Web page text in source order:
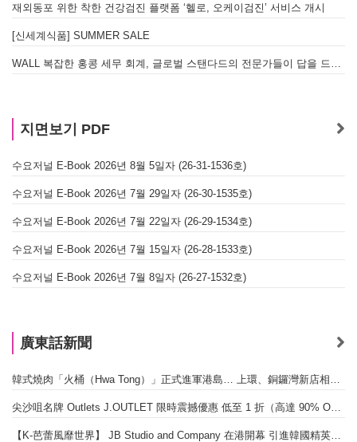
재외동포 위한 착한 건강검진 플랫폼 ‘헬로, 오케이검진’ 서비스 개시
[신세계식품] SUMMER SALE
지면보기 PDF
수요저널 E-Book 2026년 8월 5일자 (26-31-1536호)
수요저널 E-Book 2026년 7월 29일자 (26-30-1535호)
수요저널 E-Book 2026년 7월 22일자 (26-29-1534호)
수요저널 E-Book 2026년 7월 15일자 (26-28-1533호)
수요저널 E-Book 2026년 7월 8일자 (26-27-1532호)
廣東話新聞